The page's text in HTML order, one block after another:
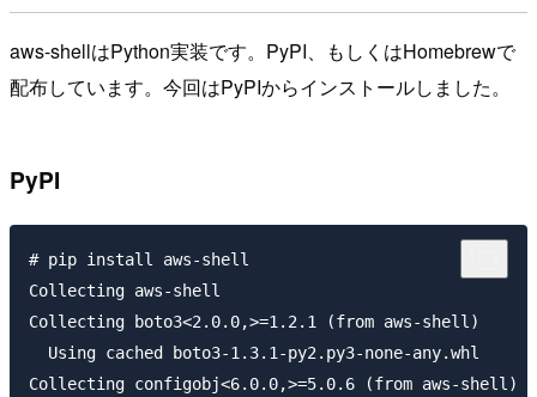
aws-shellはPython実装です。PyPI、もしくはHomebrewで
配布しています。今回はPyPIからインストールしました。
PyPI
# pip install aws-shell
Collecting aws-shell
Collecting boto3<2.0.0,>=1.2.1 (from aws-shell)
  Using cached boto3-1.3.1-py2.py3-none-any.whl
Collecting configobj<6.0.0,>=5.0.6 (from aws-shell)